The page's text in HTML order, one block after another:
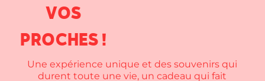
VOS
PROCHES !
Une expérience unique et des souvenirs qui
durent toute une vie, un cadeau qui fait